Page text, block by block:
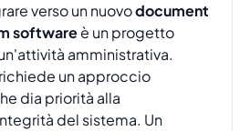
verso un nuovodocument
softwareè un progetto
amministrativa.
un approccio
dia priorità alla
del sistema. Un